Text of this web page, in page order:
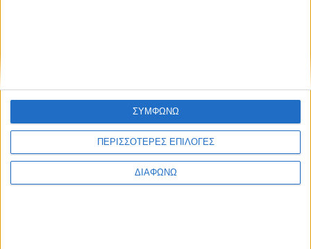
ΠΕΡΙΣΣΟΤΕΡΕΣ ΕΠΙΛΟΓΕΣ
ΔΙΑΦΩΝΩ
ΣΥΜΦΩΝΩΤα νέα της αγοράς
Φυτικά Εναλλακτικά
Κρέατος Garden
Gourmet: θρέψη και
απόλαυση σε κάθε
γεύμα!
9 ΔΕΚ